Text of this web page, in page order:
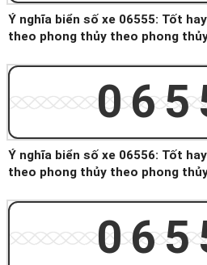
Ý nghĩa biển số xe 06555: Tốt
theo phong thủy theo phong
Ý nghĩa biển số xe 06556: Tốt
theo phong thủy theo phong